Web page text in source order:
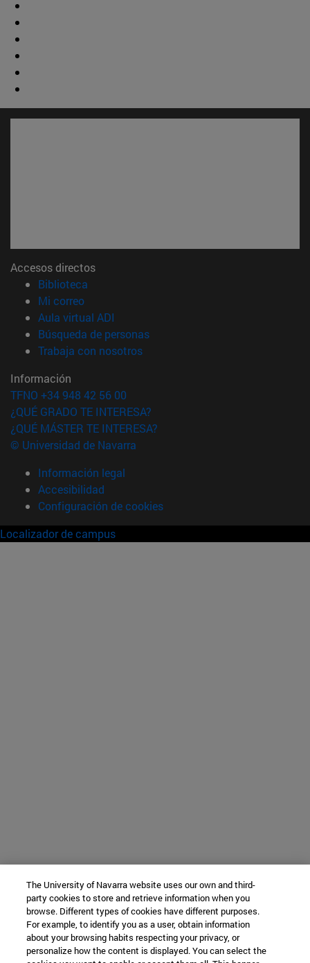
Accesos directos
Biblioteca
Mi correo(abre en nueva ventana)
Aula virtual ADI
Búsqueda de personas(abre en nueva ventana)
Trabaja con nosotros(abre en nueva ventana)
Información
TFNO +34 948 42 56 00
¿QUÉ GRADO TE INTERESA?
¿QUÉ MÁSTER TE INTERESA?
© Universidad de Navarra
Información legal
Accesibilidad
Configuración de cookies
Localizador de campus
The University of Navarra website uses our own and third-
party cookies to store and retrieve information when you
browse. Different types of cookies have different purposes.
For example, to identify you as a user, obtain information
about your browsing habits respecting your privacy, or
personalize how the content is displayed. You can select the